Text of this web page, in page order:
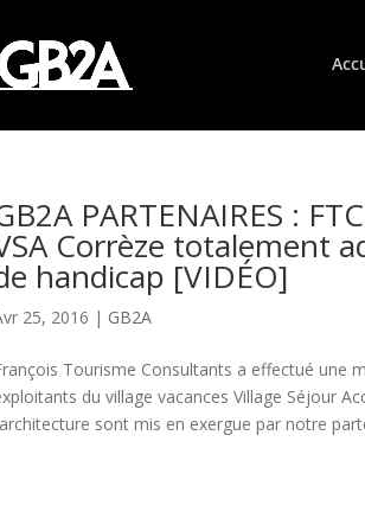
PARTENAIRES :
Corrèze totalement
handicap [VIDÉO]
25, 2016 | GB2A
Tourisme Consultants a effectué une
du village vacances Village Séjour
sont mis en exergue par notre